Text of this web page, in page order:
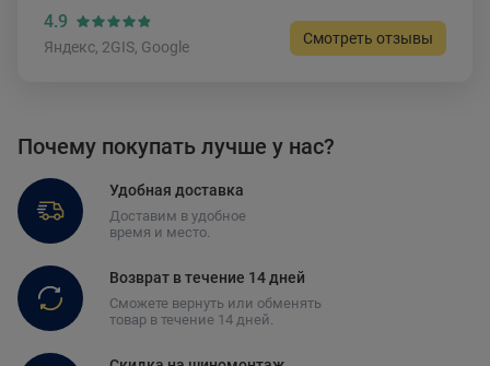
4.9
Яндекс, 2GIS, Google Смотреть отзывы
Почему покупать лучше у нас?
Удобная доставка
Доставим в удобное
время и место.
Возврат в течение 14 дней
Сможете вернуть или обменять
товар в течение 14 дней.